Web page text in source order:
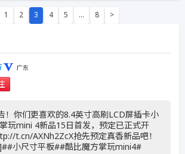
1 2 3 4 5 … 8 >
广东
！你们更喜欢的8.4英寸高刷LCD屏插卡小
玩mini 4新品15日首发，预定已正式开
t.cn/AXNh2ZcX抢先预定真香新品吧！
小尺寸平板##酷比魔方掌玩mini4#